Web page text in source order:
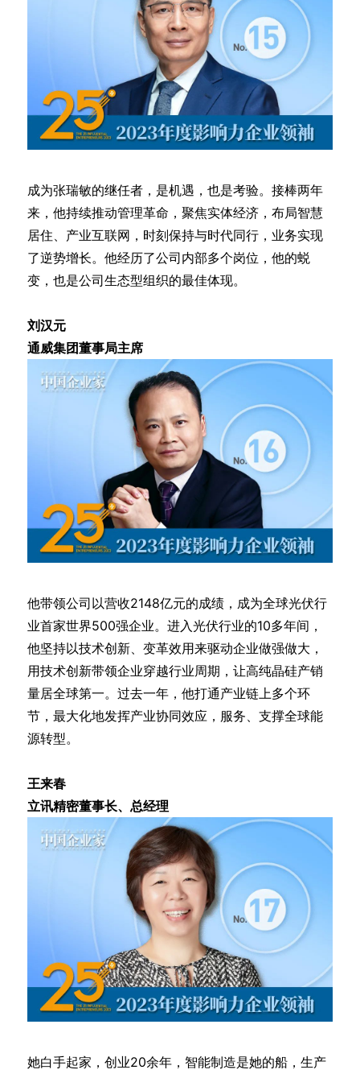
成为张瑞敏的继任者，是机遇，也是考验。接棒两年
来，他持续推动管理革命，聚焦实体经济，布局智慧
居住、产业互联网，时刻保持与时代同行，业务实现
了逆势增长。他经历了公司内部多个岗位，他的蜕
变，也是公司生态型组织的最佳体现。
刘汉元
通威集团董事局主席
他带领公司以营收2148亿元的成绩，成为全球光伏行
业首家世界500强企业。进入光伏行业的10多年间，
他坚持以技术创新、变革效用来驱动企业做强做大，
用技术创新带领企业穿越行业周期，让高纯晶硅产销
量居全球第一。过去一年，他打通产业链上多个环
节，最大化地发挥产业协同效应，服务、支撑全球能
源转型。
王来春
立讯精密董事长、总经理
她白手起家，创业20余年，智能制造是她的船，生产